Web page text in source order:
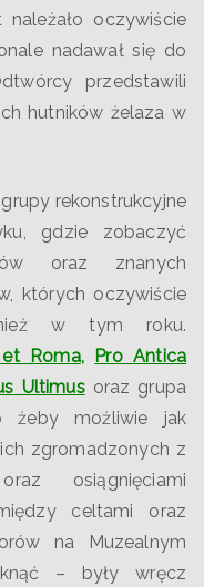
oczywiście
nadawał się do
przedstawili
hutników żelaza w
rekonstrukcyjne
gdzie zobaczyć
oraz znanych
których oczywiście
w tym roku.
Roma, Pro Antica
Ultimusoraz grupa
możliwie jak
zgromadzonych z
osiągnięciami
celtami oraz
na Muzealnym
– były wręcz